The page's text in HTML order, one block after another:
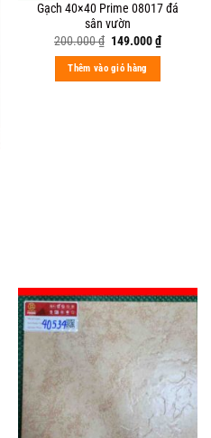
Gạch 40×40 Prime 08017 đá
sân vườn
200.000₫ Original
was:
200.000 ₫.
149.000₫Current
price
Thêm vào giỏ hàng